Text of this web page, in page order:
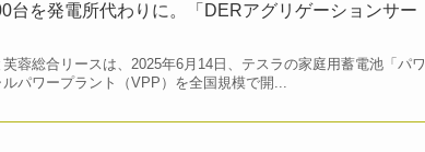
台を発電所代わりに。「DERアグリゲーションサー
蓉総合リースは、2025年6月14日、テスラの家庭用蓄電池「パワ
パワープラント（VPP）を全国規模で開...